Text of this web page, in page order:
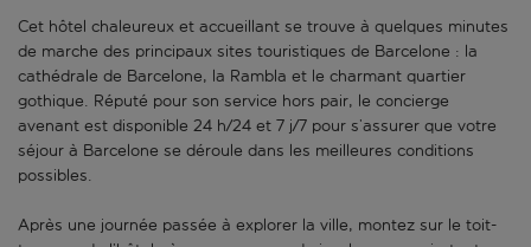
Cet hôtel chaleureux et accueillant se trouve à quelques minutes
de marche des principaux sites touristiques de Barcelone : la
cathédrale de Barcelone, la Rambla et le charmant quartier
gothique. Réputé pour son service hors pair, le concierge
avenant est disponible 24 h/24 et 7 j/7 pour s’assurer que votre
séjour à Barcelone se déroule dans les meilleures conditions
possibles.
Après une journée passée à explorer la ville, montez sur le toit-